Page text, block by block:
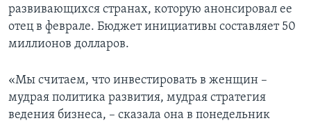
развивающихся странах, которую анонсировал ее
отец в феврале. Бюджет инициативы составляет 50
миллионов долларов.
«Мы считаем, что инвестировать в женщин –
мудрая политика развития, мудрая стратегия
ведения бизнеса, – сказала она в понедельник